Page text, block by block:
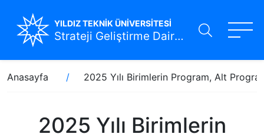
içeriğe
YILDIZ TEKNİK ÜNİVERSİTESİ
Strateji Geliştirme Daire Başkanlığı
Sayfa
yolu
Anasayfa 2025 Yılı Birimlerin Program, Alt
2025 Yılı Birimlerin